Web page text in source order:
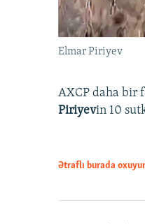
Elmar Piriyev
AXCP daha bir
Piriyevin 10
Ətraflı burada